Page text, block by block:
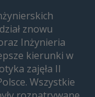
znowu
Inżynieria
kierunki w
zajęła II
Wszystkie